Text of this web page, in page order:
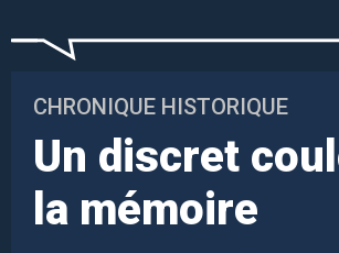
CHRONIQUE HISTORIQUE
Un discret
la mémoire